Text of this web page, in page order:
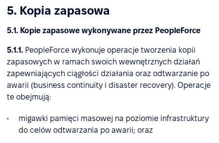
5. Kopia zapasowa
5.1. Kopie zapasowe wykonywane przez PeopleForce
5.1.1. PeopleForce wykonuje operacje tworzenia kopii
zapasowych w ramach swoich wewnętrznych działań
zapewniających ciągłości działania oraz odtwarzanie po
awarii (business continuity i disaster recovery). Operacje
te obejmują:
migawki pamięci masowej na poziomie infrastruktury
do celów odtwarzania po awarii; oraz